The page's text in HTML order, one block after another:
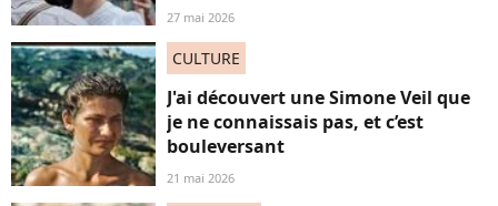
27 mai 2026
CULTURE
J'ai découvert une Simone Veil que
je ne connaissais pas, et c’est
bouleversant
21 mai 2026